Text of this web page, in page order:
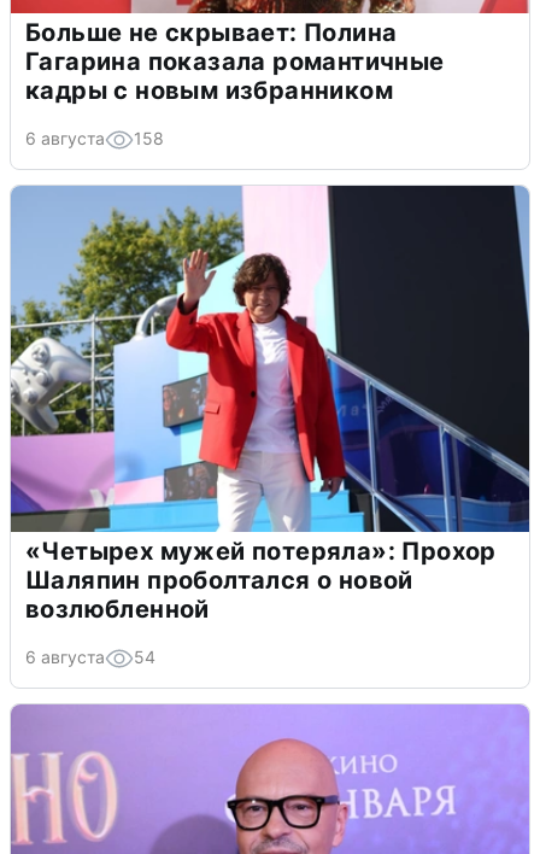
Больше не скрывает: Полина
Гагарина показала романтичные
кадры с новым избранником
6 августа 158
«Четырех мужей потеряла»: Прохор
Шаляпин проболтался о новой
возлюбленной
6 августа 54